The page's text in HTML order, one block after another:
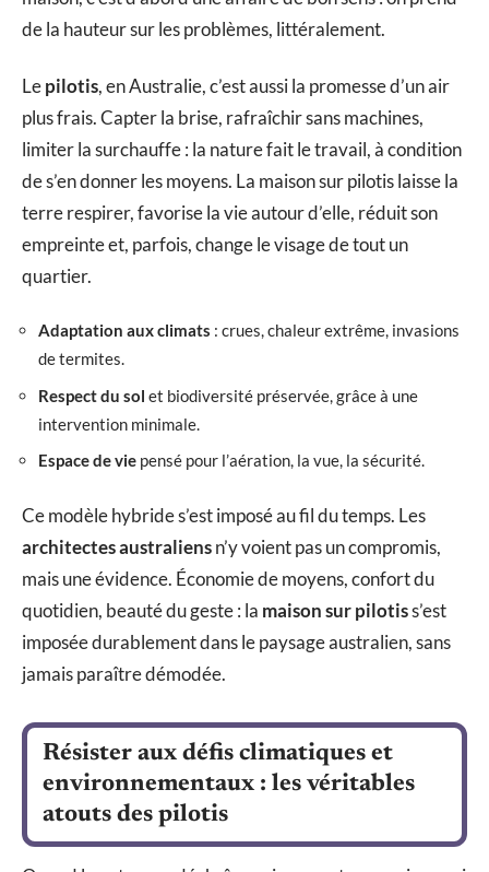
de la hauteur sur les problèmes, littéralement.
Lepilotis, en Australie, c’est aussi la promesse d’un air
plus frais. Capter la brise, rafraîchir sans machines,
limiter la surchauffe : la nature fait le travail, à condition
de s’en donner les moyens. La maison sur pilotis laisse la
terre respirer, favorise la vie autour d’elle, réduit son
empreinte et, parfois, change le visage de tout un
quartier.
Adaptation aux climats : crues, chaleur extrême, invasions
de termites.
Respect du sol et biodiversité préservée, grâce à une
intervention minimale.
Espace de vie pensé pour l’aération, la vue, la sécurité.
Ce modèle hybride s’est imposé au fil du temps. Les
architectes australiensn’y voient pas un compromis,
mais une évidence. Économie de moyens, confort du
quotidien, beauté du geste : la maison sur pilotiss’est
imposée durablement dans le paysage australien, sans
jamais paraître démodée.
Résister aux défis climatiques et
environnementaux : les véritables
atouts des pilotis